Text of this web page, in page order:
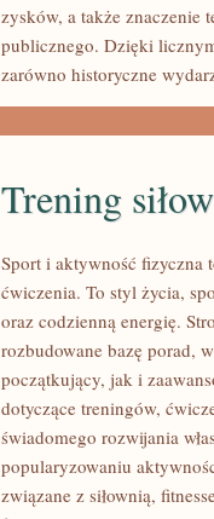
zysków, a także znaczenie
publicznego. Dzięki
zarówno historyczne
Trening
Sport i aktywność fizyczna
ćwiczenia. To styl życia,
oraz codzienną energię.
rozbudowane bazę porad,
początkujący, jak i
dotyczące treningów,
świadomego rozwijania
popularyzowaniu
związane z siłownią,